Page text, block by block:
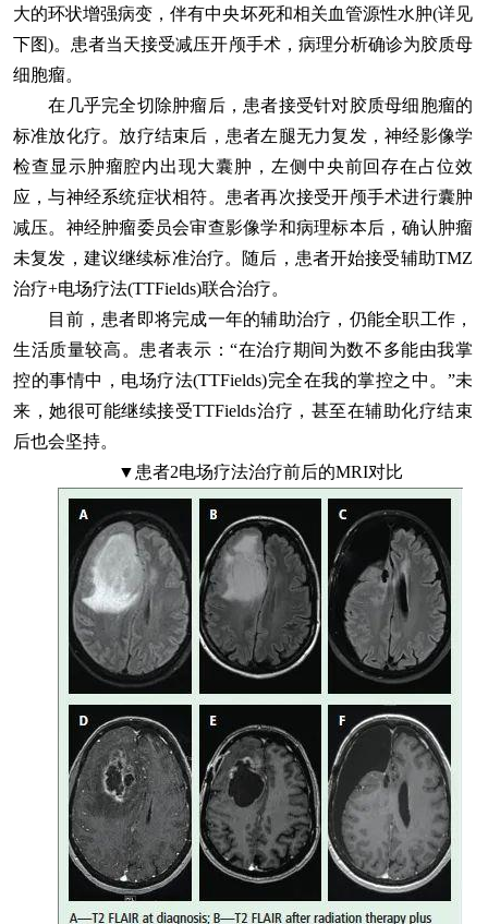
大的环状增强病变，伴有中央坏死和相关血管源性水肿(详见
下图)。患者当天接受减压开颅手术，病理分析确诊为胶质母
细胞瘤。
在几乎完全切除肿瘤后，患者接受针对胶质母细胞瘤的
标准放化疗。放疗结束后，患者左腿无力复发，神经影像学
检查显示肿瘤腔内出现大囊肿，左侧中央前回存在占位效
应，与神经系统症状相符。患者再次接受开颅手术进行囊肿
减压。神经肿瘤委员会审查影像学和病理标本后，确认肿瘤
未复发，建议继续标准治疗。随后，患者开始接受辅助TMZ
治疗+电场疗法(TTFields)联合治疗。
目前，患者即将完成一年的辅助治疗，仍能全职工作，
生活质量较高。患者表示：“在治疗期间为数不多能由我掌
控的事情中，电场疗法(TTFields)完全在我的掌控之中。”未
来，她很可能继续接受TTFields治疗，甚至在辅助化疗结束
后也会坚持。
▼患者2电场疗法治疗前后的MRI对比